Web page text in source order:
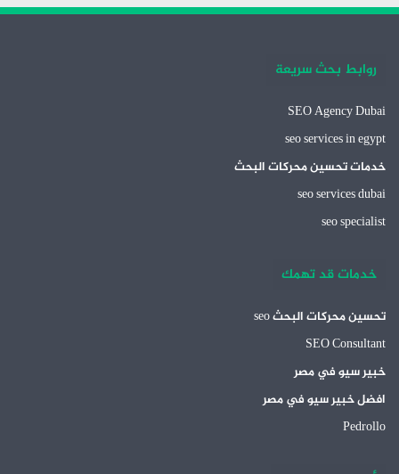
روابط بحث سريعة
SEO Agency Dubai
seo services in egypt
خدمات تحسين محركات البحث
seo services dubai
seo specialist
خدمات قد تهمك
تحسين محركات البحث seo
SEO Consultant
خبير سيو في مصر
افضل خبير سيو في مصر
Pedrollo